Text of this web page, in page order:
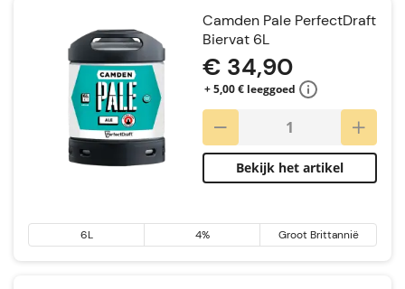
Camden Pale PerfectDraft
Biervat 6L
€ 34,90
+ 5,00 € leeggoed
Bekijk het artikel
6L 4% Groot Brittannië